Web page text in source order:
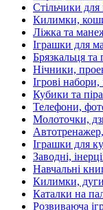
Стільчики
Килимки,
Ліжка та
Іграшки для
Брязкальця та
Нічники,
Ігрові
Кубики та
Телефони,
Молоточки,
Іграшки для
Заводні,
Навчальні
Килимки,
Каталки на
Розвиваюча